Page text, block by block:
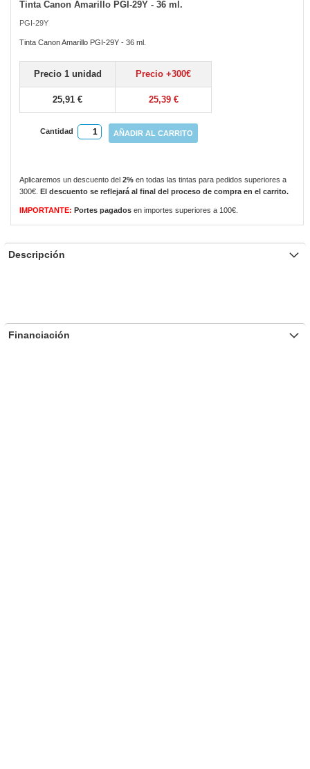
Tinta Canon Amarillo PGI-29Y - 36 ml.
PGI-29Y
Tinta Canon Amarillo PGI-29Y - 36 ml.
Precio 1 unidad Precio +300€
25,91 € 25,39 €
Cantidad AÑADIR AL CARRITO
Aplicaremos un descuento del 2% en todas las tintas para pedidos superiores a
300€.
El descuento se reflejará al final del proceso de compra en el carrito.
IMPORTANTE: Portes pagados en importes superiores a 100€.
Skip
the
beginning
the
images
gallery
Descripción
Financiación